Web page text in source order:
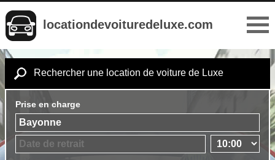
locationdevoituredeluxe.com
Rechercher une location de voiture de Luxe
Prise en charge